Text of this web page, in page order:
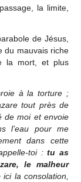
la limite,
de Jésus,
du mauvais riche
la mort, et plus
à la torture ;
tout près de
de moi et envoie
l’eau pour me
dans cette
toi :tu as
le malheur
la consolation,